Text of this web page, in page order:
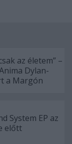
az életem” –
Dylan-
a Margón
System EP az
előtt